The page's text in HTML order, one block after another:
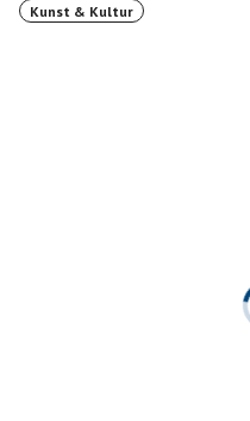
Kunst & Kultur